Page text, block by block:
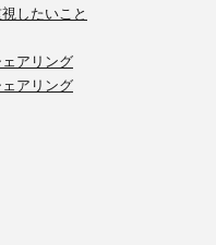
したいこと
アリング
アリング